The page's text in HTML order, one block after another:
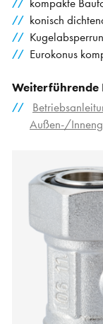
kompakte
konisch
Eurokonus
Weiterführende
Außen-/